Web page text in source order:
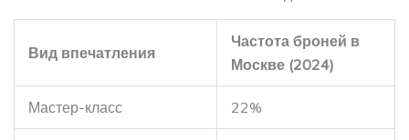
Вид впечатления
Частота броней в
Москве (2024)
Мастер-класс 22%